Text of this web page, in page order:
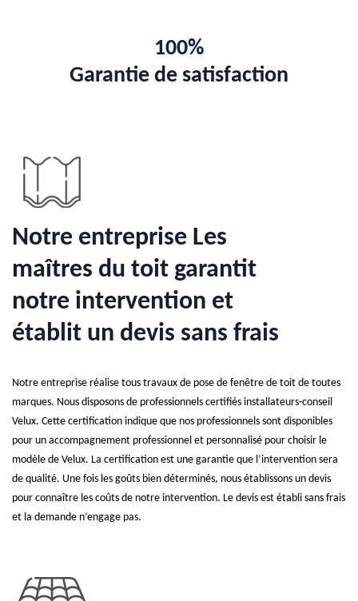
100%
Garantie de satisfaction
Notre entreprise Les
maîtres du toit garantit
notre intervention et
établit un devis sans frais
Notre entreprise réalise tous travaux de pose de fenêtre de toit de toutes
marques. Nous disposons de professionnels certifiés installateurs-conseil
Velux. Cette certification indique que nos professionnels sont disponibles
pour un accompagnement professionnel et personnalisé pour choisir le
modèle de Velux. La certification est une garantie que l’intervention sera
de qualité. Une fois les goûts bien déterminés, nous établissons un devis
pour connaître les coûts de notre intervention. Le devis est établi sans frais
et la demande n’engage pas.